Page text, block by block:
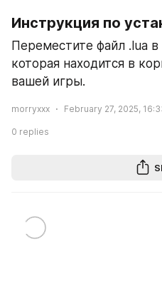
Инструкция по
Переместите файл .lua в
которая находится в
вашей игры.
morryxxx February 27, 2025,
0 replies